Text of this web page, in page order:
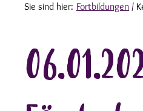
Sie sind hier: Fortbildungen /